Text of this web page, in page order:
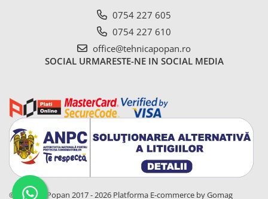
3. Industrie & Atelier
3.1. Aditivi si adjuvanti (spray)
3.2. Vopsele, Spray-uri &
Grunduri
3.2.2. Granit
0754 227 605
0754 227 610
office@tehnicapopan.ro
SOCIAL URMARESTE-NE IN SOCIAL MEDIA
© Tehnica Popan 2017 - 2026 Platforma E-commerce by Gomag